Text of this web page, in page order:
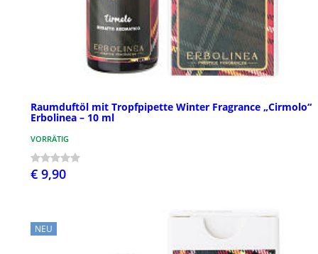
Raumduftöl mit Tropfpipette Winter Fragrance „Cirmolo“
Erbolinea – 10 ml
VORRÄTIG
€ 9,90
NEU